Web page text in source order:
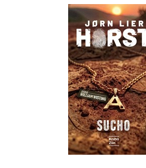
Sucho
Jorn Lier Horst
Do košíku
469 Kč
375 Kč